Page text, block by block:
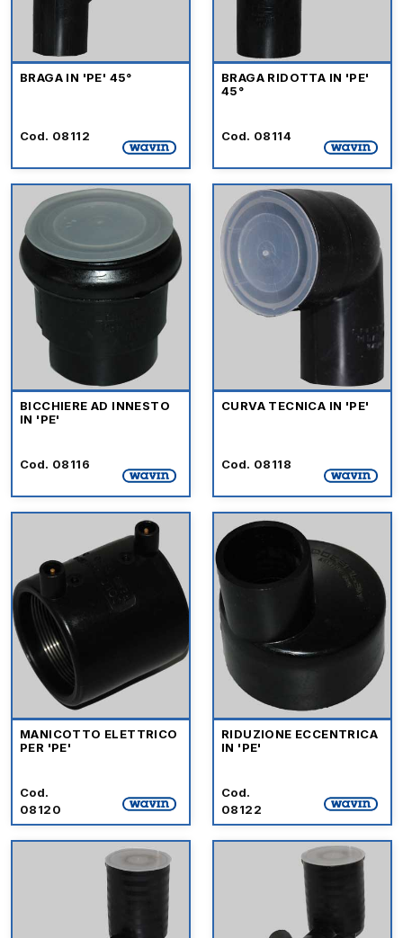
BRAGA IN 'PE' 45°
Cod. 08112
BRAGA RIDOTTA IN 'PE'
45°
Cod. 08114
BICCHIERE AD INNESTO
IN 'PE'
Cod. 08116
CURVA TECNICA IN 'PE'
Cod. 08118
MANICOTTO ELETTRICO
PER 'PE'
Cod.
08120
RIDUZIONE ECCENTRICA
IN 'PE'
Cod.
08122